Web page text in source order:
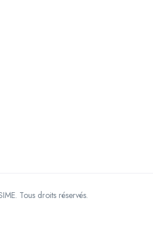
Tous droits réservés.